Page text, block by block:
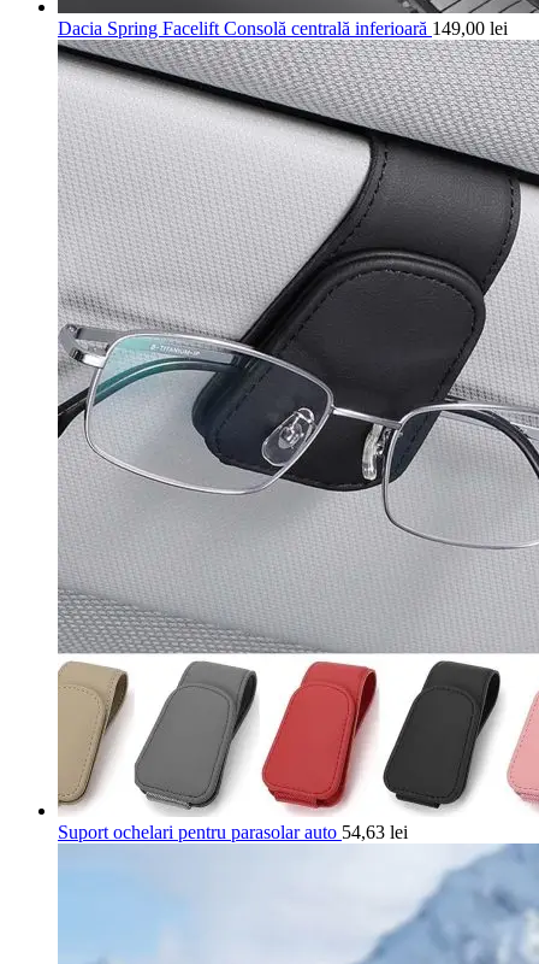
Dacia Spring Facelift Consolă centrală inferioară 149,00 lei
Suport ochelari pentru parasolar auto 54,63 lei